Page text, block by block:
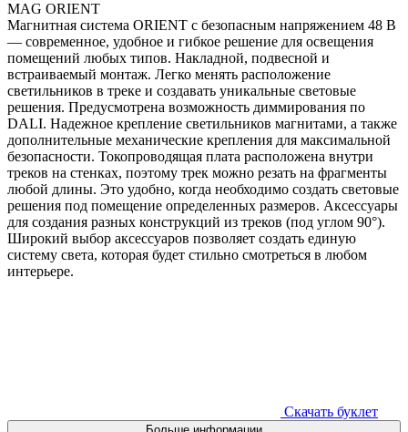
MAG ORIENT
Магнитная система ORIENT с безопасным напряжением 48 В
— современное, удобное и гибкое решение для освещения
помещений любых типов. Накладной, подвесной и
встраиваемый монтаж. Легко менять расположение
светильников в треке и создавать уникальные световые
решения. Предусмотрена возможность диммирования по
DALI. Надежное крепление светильников магнитами, а также
дополнительные механические крепления для максимальной
безопасности. Токопроводящая плата расположена внутри
треков на стенках, поэтому трек можно резать на фрагменты
любой длины. Это удобно, когда необходимо создать световые
решения под помещение определенных размеров. Аксессуары
для создания разных конструкций из треков (под углом 90°).
Широкий выбор аксессуаров позволяет создать единую
систему света, которая будет стильно смотреться в любом
интерьере.
Скачать буклет